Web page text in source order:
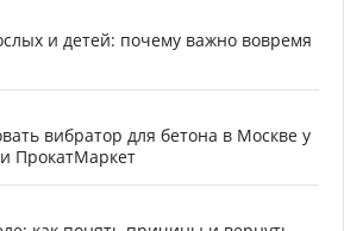
и детей: почему важно вовремя
вибратор для бетона в Москве у
ПрокатМаркет